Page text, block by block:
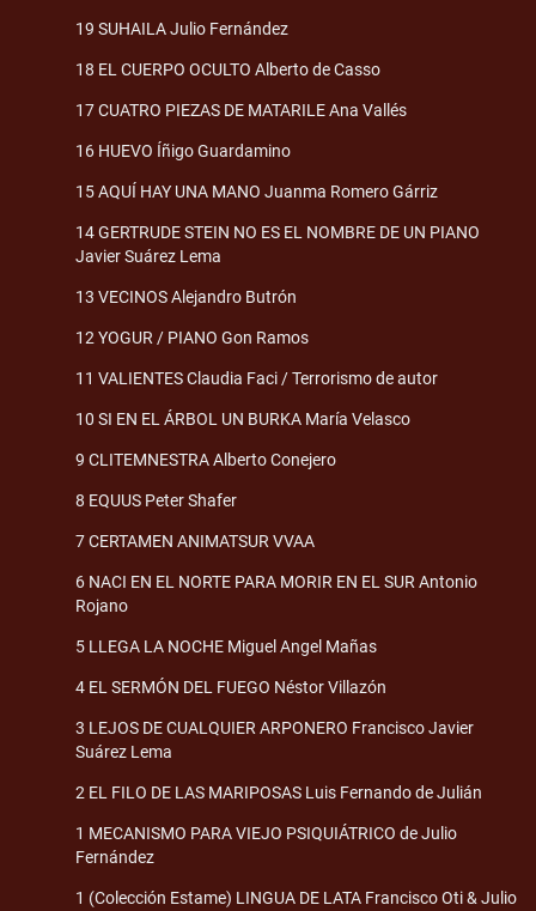
19 SUHAILA Julio Fernández
18 EL CUERPO OCULTO Alberto de Casso
17 CUATRO PIEZAS DE MATARILE Ana Vallés
16 HUEVO Íñigo Guardamino
15 AQUÍ HAY UNA MANO Juanma Romero Gárriz
14 GERTRUDE STEIN NO ES EL NOMBRE DE UN PIANO
Javier Suárez Lema
13 VECINOS Alejandro Butrón
12 YOGUR / PIANO Gon Ramos
11 VALIENTES Claudia Faci / Terrorismo de autor
10 SI EN EL ÁRBOL UN BURKA María Velasco
9 CLITEMNESTRA Alberto Conejero
8 EQUUS Peter Shafer
7 CERTAMEN ANIMATSUR VVAA
6 NACI EN EL NORTE PARA MORIR EN EL SUR Antonio
Rojano
5 LLEGA LA NOCHE Miguel Angel Mañas
4 EL SERMÓN DEL FUEGO Néstor Villazón
3 LEJOS DE CUALQUIER ARPONERO Francisco Javier
Suárez Lema
2 EL FILO DE LAS MARIPOSAS Luis Fernando de Julián
1 MECANISMO PARA VIEJO PSIQUIÁTRICO de Julio
Fernández
1 (Colección Estame) LINGUA DE LATA Francisco Oti & Julio